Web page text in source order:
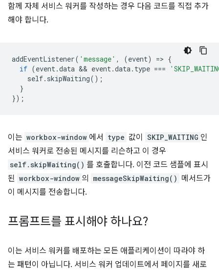
함께 자체 서비스 워커를 작성하는 경우 다음 코드를 직접 추가
해야 합니다.
addEventListener( 'message' , (event) => {
if (event.data && event.data. type ===
self. skipWaiting();
}
});
이는 workbox-window 에서 type 값이 SKIP_WAITING 인
서비스 워커로 전송된 메시지를 리슨하고 이 경우
self.skipWaiting() 를 호출합니다. 이전 코드 샘플에 표시
된 workbox-window 의 messageSkipWaiting() 메서드가
이 메시지를 전송합니다.
프롬프트를 표시해야 하나요?
이는 서비스 워커를 배포하는 모든 애플리케이션이 따라야 하
는 패턴이 아닙니다. 서비스 워커 업데이트에서 페이지를 새로